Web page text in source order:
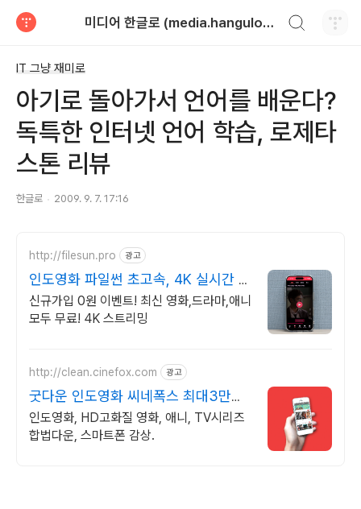
미디어 한글로 (media.hangulo.net)
IT 그냥 재미로
아기로 돌아가서 언어를 배운다?
독특한 인터넷 언어 학습, 로제타
스톤 리뷰
한글로 2009. 9. 7. 17:16
http://filesun.pro 광고
인도영화 파일썬 초고속, 4K 실시간 보
기!
신규가입 0원 이벤트! 최신 영화,드라마,애니
모두 무료! 4K 스트리밍
http://clean.cinefox.com 광고
굿다운 인도영화 씨네폭스 최대3만원
+10%추가적립
인도영화, HD고화질 영화, 애니, TV시리즈
합법다운, 스마트폰 감상.